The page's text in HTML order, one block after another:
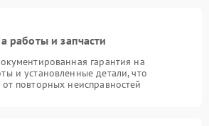
работы и запчасти
гарантия на
и установленные детали, что
повторных неисправностей